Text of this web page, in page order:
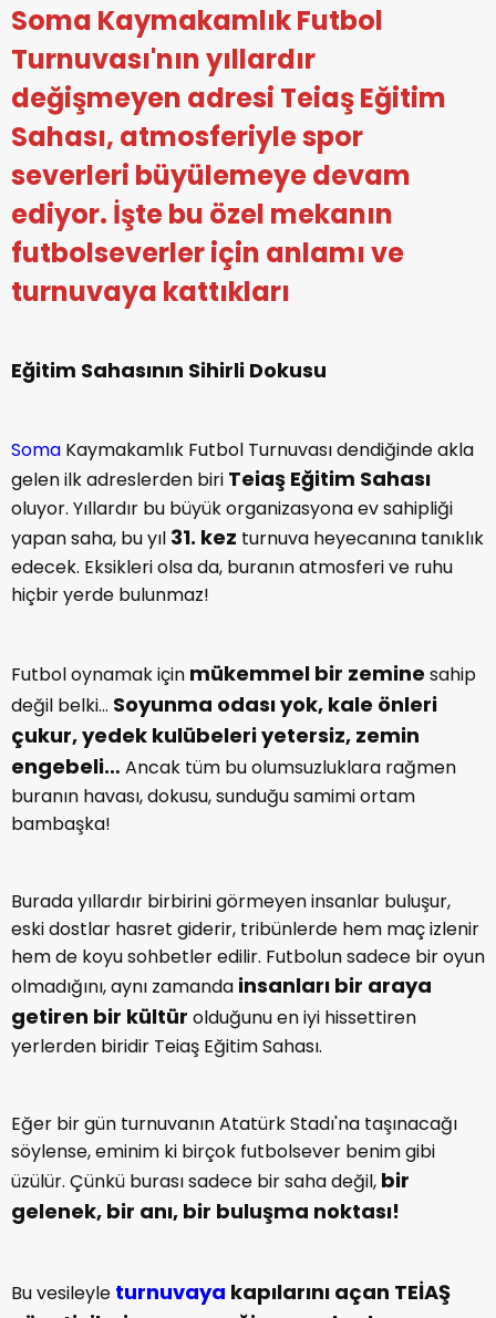
Soma Kaymakamlık Futbol
Turnuvası'nın yıllardır
değişmeyen adresi Teiaş Eğitim
Sahası, atmosferiyle spor
severleri büyülemeye devam
ediyor. İşte bu özel mekanın
futbolseverler için anlamı ve
turnuvaya kattıkları
Eğitim Sahasının Sihirli Dokusu
Soma Kaymakamlık Futbol Turnuvası dendiğinde akla
gelen ilk adreslerden biri Teiaş Eğitim Sahası
oluyor. Yıllardır bu büyük organizasyona ev sahipliği
yapan saha, bu yıl 31. kez turnuva heyecanına tanıklık
edecek. Eksikleri olsa da, buranın atmosferi ve ruhu
hiçbir yerde bulunmaz!
Futbol oynamak için mükemmel bir zemine sahip
değil belki… Soyunma odası yok, kale önleri
çukur, yedek kulübeleri yetersiz, zemin
engebeli… Ancak tüm bu olumsuzluklara rağmen
buranın havası, dokusu, sunduğu samimi ortam
bambaşka!
Burada yıllardır birbirini görmeyen insanlar buluşur,
eski dostlar hasret giderir, tribünlerde hem maç izlenir
hem de koyu sohbetler edilir. Futbolun sadece bir oyun
olmadığını, aynı zamanda insanları bir araya
getiren bir kültür olduğunu en iyi hissettiren
yerlerden biridir Teiaş Eğitim Sahası.
Eğer bir gün turnuvanın Atatürk Stadı'na taşınacağı
söylense, eminim ki birçok futbolsever benim gibi
üzülür. Çünkü burası sadece bir saha değil, bir
gelenek, bir anı, bir buluşma noktası!
Bu vesileyle turnuvaya kapılarını açan TEİAŞ